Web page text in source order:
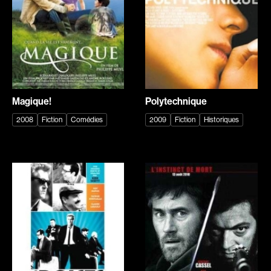
Romantiques
Science-fiction
Sports
Thrillers
Western
Décennies
1920
1930
1940
1950
1990
2020
Réalisateur
(Daniel Grou) Podz
Absa Moussa Sene
Magique!
2008 Fiction Comédies
Polytechnique
2009 Fiction Historiques